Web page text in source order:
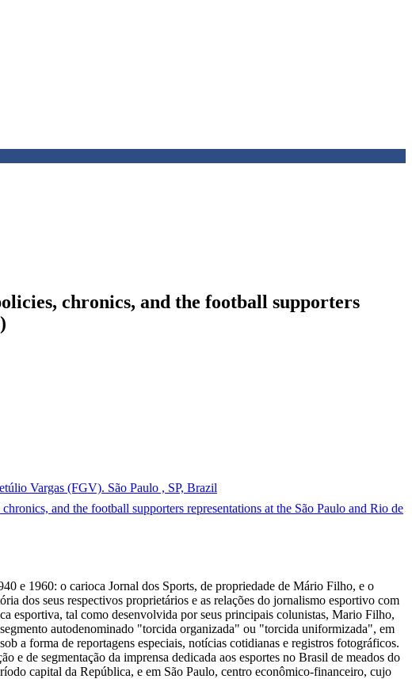
chronics, and the football supporters
Vargas (FGV). São Paulo , SP, Brazil
and the football supporters representations at the São Paulo and Rio de
e 1960: o carioca Jornal dos Sports, de propriedade de Mário Filho, e o
dos seus respectivos proprietários e as relações do jornalismo esportivo com
esportiva, tal como desenvolvida por seus principais colunistas, Mario Filho,
autodenominado "torcida organizada" ou "torcida uniformizada", em
a forma de reportagens especiais, notícias cotidianas e registros fotográficos.
e de segmentação da imprensa dedicada aos esportes no Brasil de meados do
capital da República, e em São Paulo, centro econômico-financeiro, cujo